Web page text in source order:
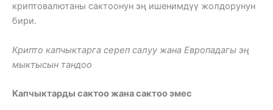
криптовалютаны сактоонун эң ишенимдүү жолдорунун
бири.
Крипто капчыктарга сереп салуу жана Европадагы эң
мыктысын тандоо
Капчыктарды сактоо жана сактоо эмес